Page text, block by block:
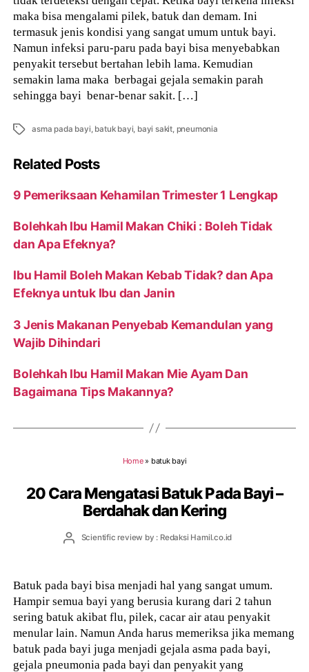
maka bisa mengalami pilek, batuk dan demam. Ini
termasuk jenis kondisi yang sangat umum untuk bayi.
Namun infeksi paru-paru pada bayi bisa menyebabkan
penyakit tersebut bertahan lebih lama. Kemudian
semakin lama maka berbagai gejala semakin parah
sehingga bayi benar-benar sakit. […]
Tags asma pada bayi, batuk bayi, bayi sakit, pneumonia
Related Posts
9 Pemeriksaan Kehamilan Trimester 1 Lengkap
Bolehkah Ibu Hamil Makan Chiki : Boleh Tidak
dan Apa Efeknya?
Ibu Hamil Boleh Makan Kebab Tidak? dan Apa
Efeknya untuk Ibu dan Janin
3 Jenis Makanan Penyebab Kemandulan yang
Wajib Dihindari
Bolehkah Ibu Hamil Makan Mie Ayam Dan
Bagaimana Tips Makannya?
Home» batuk bayi
20 Cara Mengatasi Batuk Pada Bayi –
Berdahak dan Kering
PostScientific review by : Redaksi Hamil.co.id
Batuk pada bayi bisa menjadi hal yang sangat umum.
Hampir semua bayi yang berusia kurang dari 2 tahun
sering batuk akibat flu, pilek, cacar air atau penyakit
menular lain. Namun Anda harus memeriksa jika memang
batuk pada bayi juga menjadi gejala asma pada bayi,
gejala pneumonia pada bayi dan penyakit yang